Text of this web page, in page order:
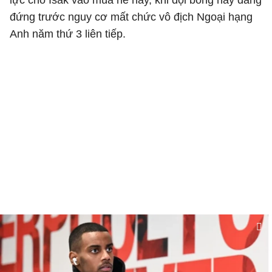
đứng trước nguy cơ mất chức vô địch Ngoại hạng
Anh năm thứ 3 liên tiếp.